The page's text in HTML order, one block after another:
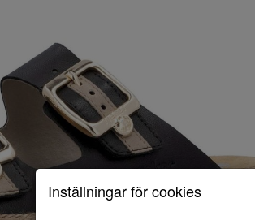
Inställningar för cookies